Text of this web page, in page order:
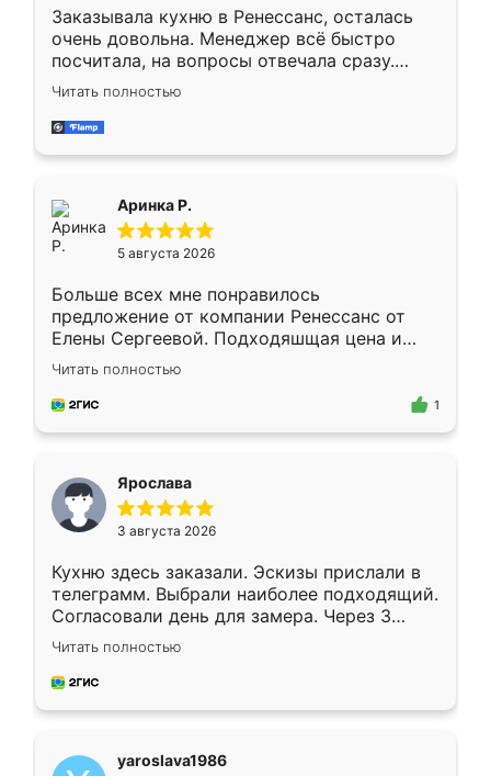
Заказывала кухню в Ренессанс, осталась
очень довольна. Менеджер всё быстро
посчитала, на вопросы отвечала сразу.
Замерщик приехал в субботу, подошёл к
делу со всей ответственностью. Собрали
за день, ребята работали аккуратно, даже
Читать полностью
Аринка Р.
5 августа 2026
Больше всех мне понравилось
предложение от компании Ренессанс от
Елены Сергеевой. Подходяшщая цена и
короткие сроки изготовления. Приехавший
для замера сотрудник Владислав
предложил по моему эскизу самый
Читать полностью
1
Ярослава
3 августа 2026
Кухню здесь заказали. Эскизы прислали в
телеграмм. Выбрали наиболее подходящий.
Согласовали день для замера. Через 3
недели кухня была уже готова. Остались
довольны работой. Спасибо Ренессанс
мебель за качественную работу!
Читать полностью
yaroslava1986